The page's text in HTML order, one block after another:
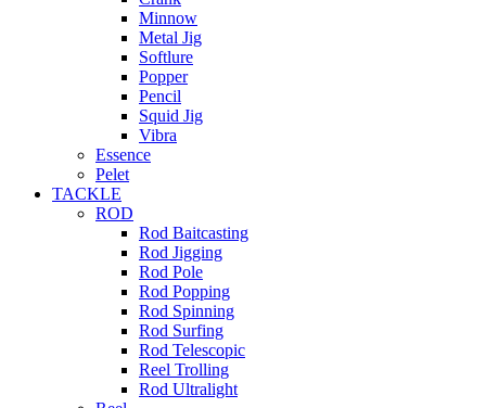
Minnow
Metal Jig
Softlure
Popper
Pencil
Squid Jig
Vibra
Essence
Pelet
TACKLE
ROD
Rod Baitcasting
Rod Jigging
Rod Pole
Rod Popping
Rod Spinning
Rod Surfing
Rod Telescopic
Reel Trolling
Rod Ultralight